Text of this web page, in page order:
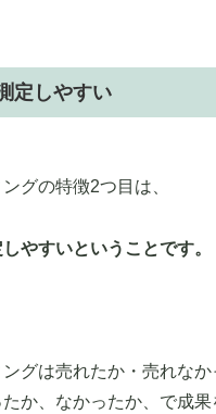
定しやすい
グの特徴2つ目は、
やすいということです。
グは売れたか・売れなか
か、なかったか、で成果